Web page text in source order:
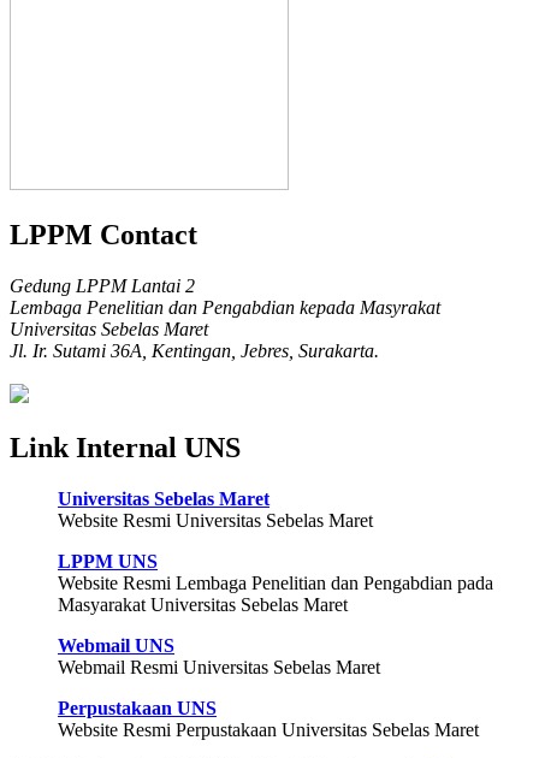
LPPM Contact
Gedung LPPM Lantai 2
Lembaga Penelitian dan Pengabdian kepada Masyrakat
Universitas Sebelas Maret
Jl. Ir. Sutami 36A, Kentingan, Jebres, Surakarta.
Link Internal UNS
Universitas Sebelas Maret
Website Resmi Universitas Sebelas Maret
LPPM UNS
Website Resmi Lembaga Penelitian dan Pengabdian pada
Masyarakat Universitas Sebelas Maret
Webmail UNS
Webmail Resmi Universitas Sebelas Maret
Perpustakaan UNS
Website Resmi Perpustakaan Universitas Sebelas Maret